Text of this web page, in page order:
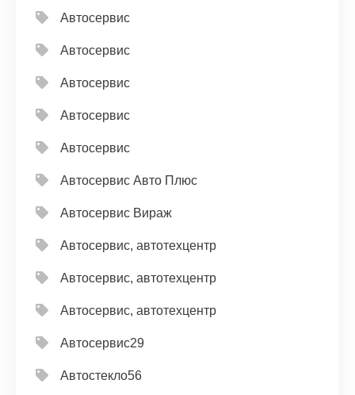
Автосервис
Автосервис
Автосервис
Автосервис
Автосервис
Автосервис Авто Плюс
Автосервис Вираж
Автосервис, автотехцентр
Автосервис, автотехцентр
Автосервис, автотехцентр
Автосервис29
Автостекло56